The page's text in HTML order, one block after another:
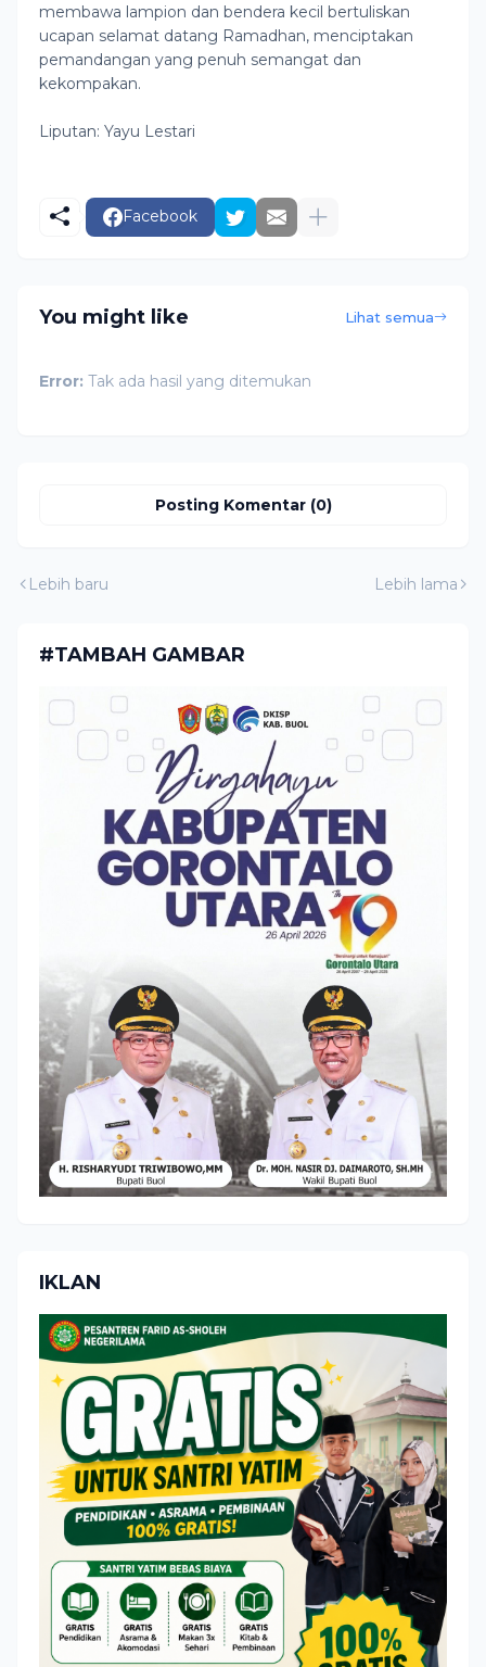
membawa lampion dan bendera kecil bertuliskan
ucapan selamat datang Ramadhan, menciptakan
pemandangan yang penuh semangat dan
kekompakan.
Liputan: Yayu Lestari
Facebook
You might like Lihat semua
Error: Tak ada hasil yang ditemukan
Posting Komentar (0)
Lebih baru Lebih lama
#TAMBAH GAMBAR
IKLAN